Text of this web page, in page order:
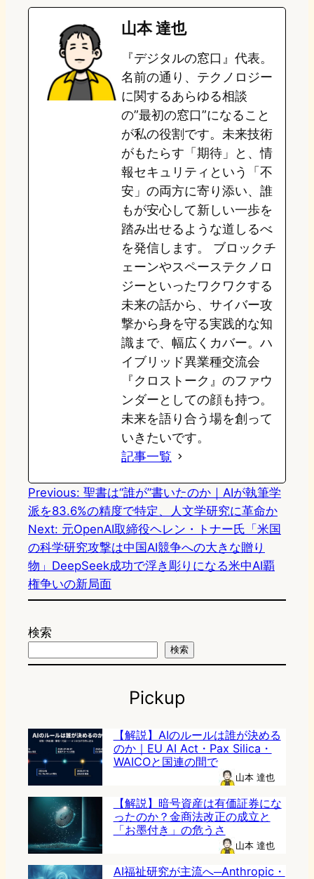
e
t
o
o
n
e
s
k
e
b
o
o
k
e
a
山本 達也
『デジタルの窓口』代表。
名前の通り、テクノロジー
に関するあらゆる相談
の”最初の窓口”になること
が私の役割です。未来技術
がもたらす「期待」と、情
報セキュリティという「不
安」の両方に寄り添い、誰
もが安心して新しい一歩を
踏み出せるような道しるべ
を発信します。 ブロックチ
ェーンやスペーステクノロ
ジーといったワクワクする
未来の話から、サイバー攻
撃から身を守る実践的な知
識まで、幅広くカバー。ハ
イブリッド異業種交流会
『クロストーク』のファウ
ンダーとしての顔も持つ。
未来を語り合う場を創って
いきたいです。
記事一覧
Previous: 聖書は“誰が”書いたのか｜AIが執筆学
派を83.6%の精度で特定、人文学研究に革命か
Next: 元OpenAI取締役ヘレン・トナー氏「米国
の科学研究攻撃は中国AI競争への大きな贈り
物」DeepSeek成功で浮き彫りになる米中AI覇
権争いの新局面
検索
検索
Pickup
【解説】AIのルールは誰が決める
のか｜EU AI Act・Pax Silica・
WAICOと国連の間で
山本 達也
【解説】暗号資産は有価証券にな
ったのか？金商法改正の成立と
「お墨付き」の危うさ
山本 達也
AI福祉研究が主流へ─Anthropic・